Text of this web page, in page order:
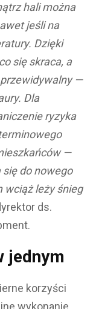
hali można
jeśli na
Dzięki
się skraca, a
—
Dla
ryzyka
—
do nowego
wciąż leży śnieg
ds.
jednym
korzyści
wykonanie